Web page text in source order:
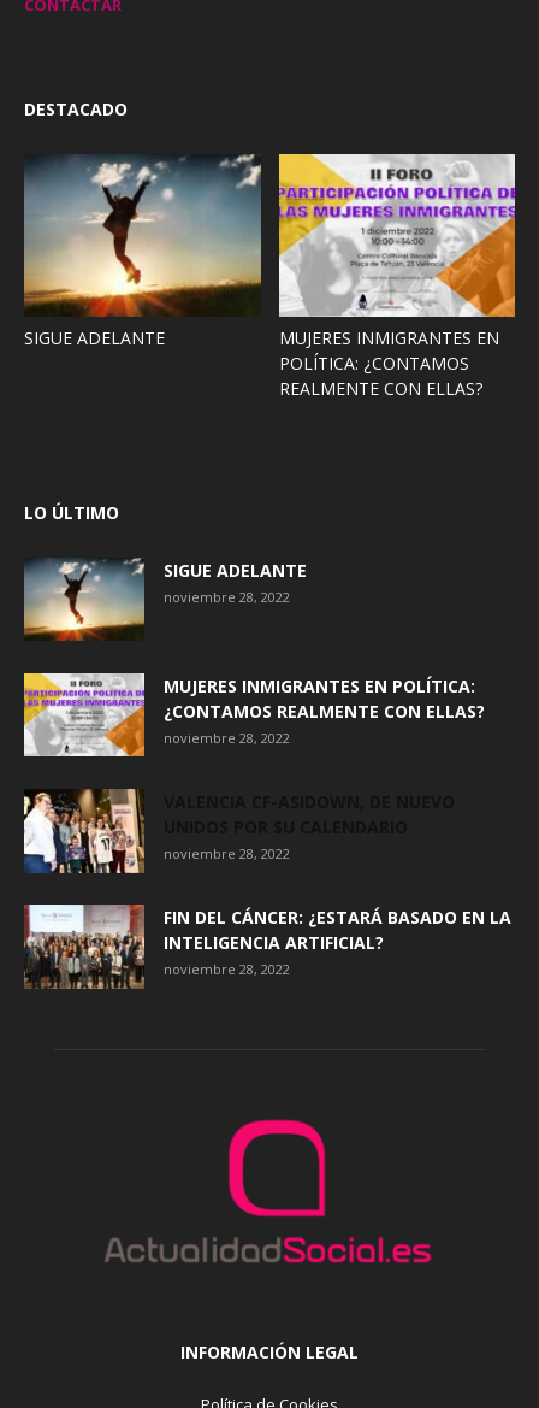
DESTACADO
SIGUE ADELANTE
MUJERES INMIGRANTES EN
POLÍTICA: ¿CONTAMOS
REALMENTE CON ELLAS?
LO ÚLTIMO
SIGUE ADELANTE
noviembre 28, 2022
MUJERES INMIGRANTES EN POLÍTICA:
¿CONTAMOS REALMENTE CON ELLAS?
noviembre 28, 2022
noviembre 28, 2022
FIN DEL CÁNCER: ¿ESTARÁ BASADO EN LA
INTELIGENCIA ARTIFICIAL?
noviembre 28, 2022
INFORMACIÓN LEGAL